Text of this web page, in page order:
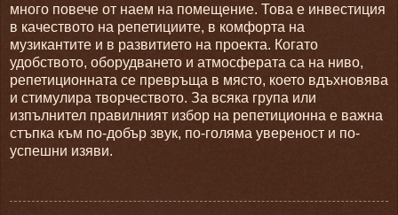
много повече от наем на помещение. Това е инвестиция
в качеството на репетициите, в комфорта на
музикантите и в развитието на проекта. Когато
удобството, оборудването и атмосферата са на ниво,
репетиционната се превръща в място, което вдъхновява
и стимулира творчеството. За всяка група или
изпълнител правилният избор на репетиционна е важна
стъпка към по-добър звук, по-голяма увереност и по-
успешни изяви.